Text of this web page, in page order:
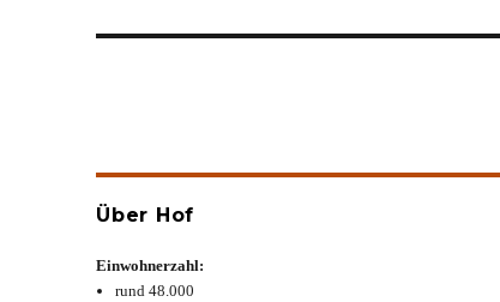
Über Hof
Einwohnerzahl:
rund 48.000